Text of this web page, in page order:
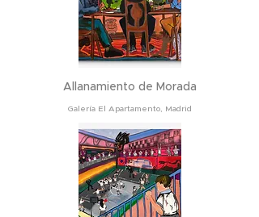
Allanamiento de Morada
Galería El Apartamento, Madrid